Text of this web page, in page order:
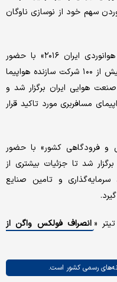
سهم خود از نوسازی ناوگان
پیش‌تر اجلاس بزرگی با عنوان «اجلاس هوانوردی ایران ۲۰۱۶» با حضور
متولیان حوزه هوایی کشور و نمایندگان بیش از ۱۰۰ شرکت سازنده هواپیما
هوایی ایران برگزار شد و
کشور به ۵۰۰ فروند هواپیمای مسافربری مورد تاکید قرار
و فرودگاهی کشور» با حضور
جهان برگزار شد تا جزئیات بیشتری از
و تامین صنایع
« انصراف فولکس واگن از
رسمی کشور است.